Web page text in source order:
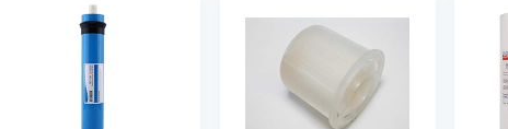
Meest 10 inch RO-
eenheid (10 Micron)